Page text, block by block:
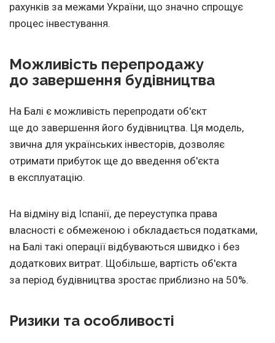
рахунків за межами України, що значно спрощує
процес інвестування.
Можливість перепродажу
до завершення будівництва
На Балі є можливість перепродати об'єкт
ще до завершення його будівництва. Ця модель,
звична для українських інвесторів, дозволяє
отримати прибуток ще до введення об'єкта
в експлуатацію.
На відміну від Іспанії, де переуступка права
власності є обмеженою і обкладається податками,
на Балі такі операції відбуваються швидко і без
додаткових витрат. Щобільше, вартість об'єкта
за період будівництва зростає приблизно на 50%.
Ризики та особливості